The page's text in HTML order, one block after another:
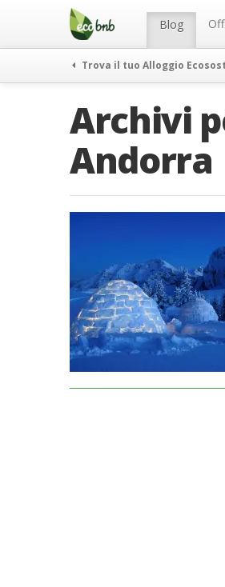
Menu Blog
Trova il tuo Alloggio
Archivi
Andorra